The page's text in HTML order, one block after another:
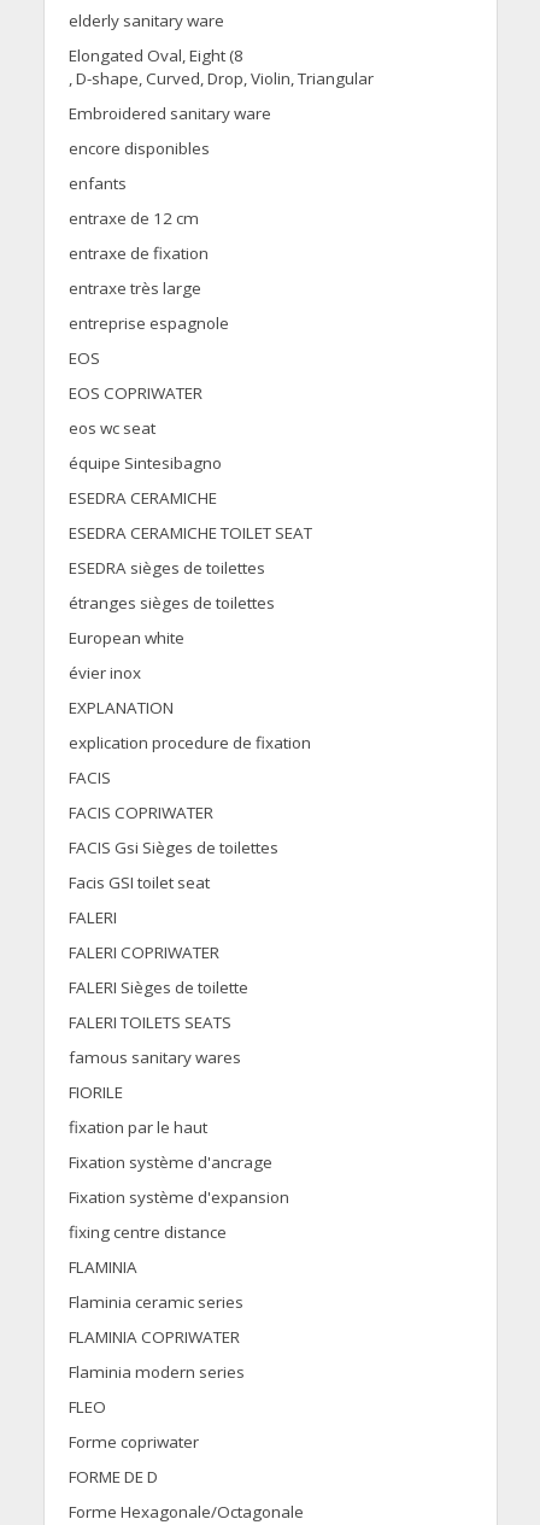
elderly sanitary ware
Elongated Oval, Eight (8
, D-shape, Curved, Drop, Violin, Triangular
Embroidered sanitary ware
encore disponibles
enfants
entraxe de 12 cm
entraxe de fixation
entraxe très large
entreprise espagnole
EOS
EOS COPRIWATER
eos wc seat
équipe Sintesibagno
ESEDRA CERAMICHE
ESEDRA CERAMICHE TOILET SEAT
ESEDRA sièges de toilettes
étranges sièges de toilettes
European white
évier inox
EXPLANATION
explication procedure de fixation
FACIS
FACIS COPRIWATER
FACIS Gsi Sièges de toilettes
Facis GSI toilet seat
FALERI
FALERI COPRIWATER
FALERI Sièges de toilette
FALERI TOILETS SEATS
famous sanitary wares
FIORILE
fixation par le haut
Fixation système d'ancrage
Fixation système d'expansion
fixing centre distance
FLAMINIA
Flaminia ceramic series
FLAMINIA COPRIWATER
Flaminia modern series
FLEO
Forme copriwater
FORME DE D
Forme Hexagonale/Octagonale